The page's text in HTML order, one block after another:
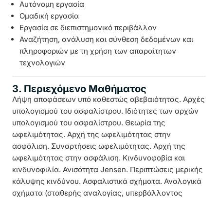
Αυτόνομη εργασία
Ομαδική εργασία
Εργασία σε διεπιστημονικό περιβάλλον
Αναζήτηση, ανάλυση και σύνθεση δεδομένων και
πληροφοριών με τη χρήση των απαραίτητων
τεχνολογιών
3. Περιεχόμενο Μαθήματος
Λήψη αποφάσεων υπό καθεστώς αβεβαιότητας. Αρχές
υπολογισμού του ασφαλίστρου. Ιδιότητες των αρχών
υπολογισμού του ασφαλίστρου. Θεωρία της
ωφελιμότητας. Αρχή της ωφελιμότητας στην
ασφάλιση. Συναρτήσεις ωφελιμότητας. Αρχή της
ωφελιμότητας στην ασφάλιση. Κινδυνοφοβία και
κινδυνοφιλία. Ανισότητα Jensen. Περιπτώσεις μερικής
κάλυψης κινδύνου. Ασφαλιστικά σχήματα. Αναλογικά
σχήματα (σταθερής αναλογίας, υπερβάλλοντος